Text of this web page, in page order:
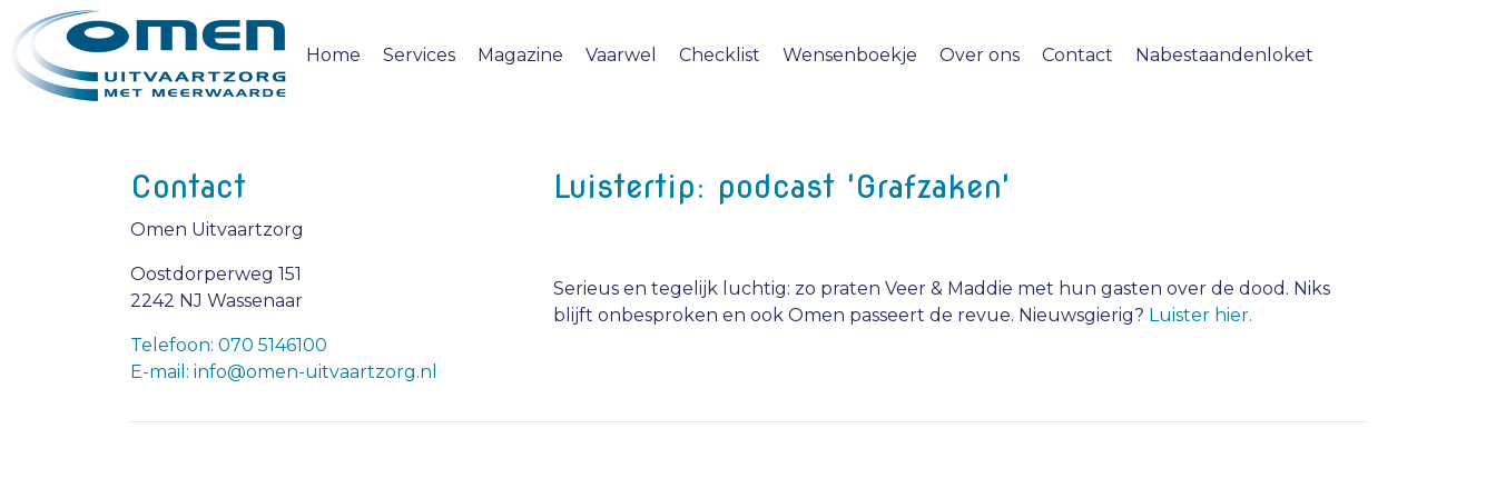
Home Services Magazine Vaarwel Checklist Wensenboekje Over ons Contact Nabestaandenloket
Contact
Omen Uitvaartzorg
Oostdorperweg 151
2242 NJ Wassenaar
Telefoon: 070 5146100
E-mail: info@omen-uitvaartzorg.nl
Luistertip: podcast 'Grafzaken'
Serieus en tegelijk luchtig: zo praten Veer & Maddie met hun gasten over de dood. Niks
blijft onbesproken en ook Omen passeert de revue. Nieuwsgierig? Luister hier.